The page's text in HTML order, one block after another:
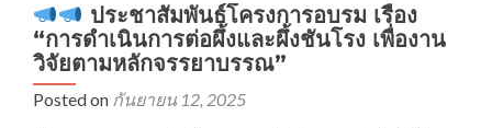
ประชาสัมพันธ์โครงการอบรม เรื่อง
“การดำเนินการต่อผึ้งและผึ้งชันโรง เพื่องาน
วิจัยตามหลักจรรยาบรรณ”
Posted on กันยายน 12, 2025